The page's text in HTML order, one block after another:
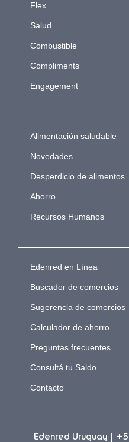
Flex
Salud
Combustible
Compliments
Engagement
Alimentación saludable
Novedades
Desperdicio de alimentos
Ahorro
Recursos Humanos
Edenred en Línea
Buscador de comercios
Sugerencia de comercios
Calculador de ahorro
Preguntas frecuentes
Consultá tu Saldo
Contacto
Edenred Uruguay |